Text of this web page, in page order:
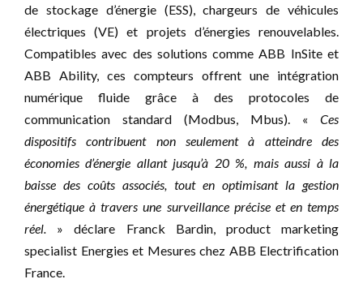
de stockage d’énergie (ESS), chargeurs de véhicules
électriques (VE) et projets d’énergies renouvelables.
Compatibles avec des solutions comme ABB InSite et
ABB Ability, ces compteurs offrent une intégration
numérique fluide grâce à des protocoles de
communication standard (Modbus, Mbus). « Ces
dispositifs contribuent non seulement à atteindre des
économies d’énergie allant jusqu’à 20 %, mais aussi à la
baisse des coûts associés, tout en optimisant la gestion
énergétique à travers une surveillance précise et en temps
réel. » déclare Franck Bardin, product marketing
specialist Energies et Mesures chez ABB Electrification
France.